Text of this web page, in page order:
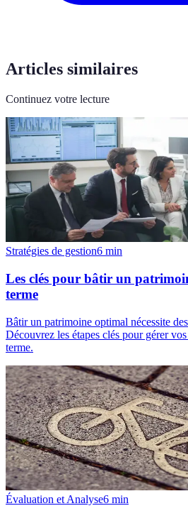
Articles similaires
Continuez votre lecture
Stratégies de gestion6 min
Les clés pour bâtir un
terme
Bâtir un patrimoine optimal nécessite
Découvrez les étapes clés pour gérer
terme.
Évaluation et Analyse6 min